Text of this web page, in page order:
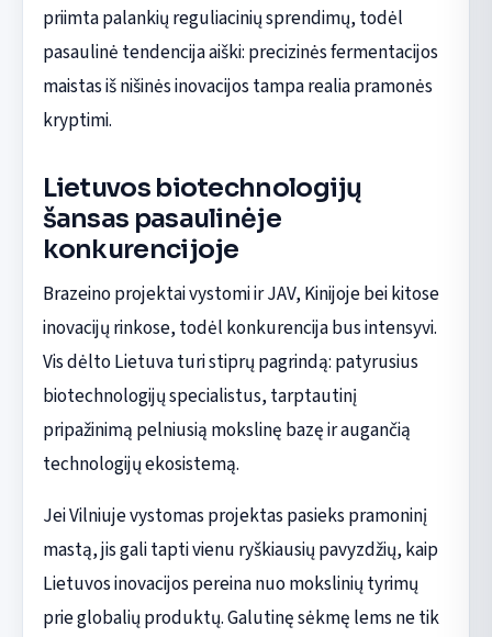
priimta palankių reguliacinių sprendimų, todėl
pasaulinė tendencija aiški: precizinės fermentacijos
maistas iš nišinės inovacijos tampa realia pramonės
kryptimi.
Lietuvos biotechnologijų
šansas pasaulinėje
konkurencijoje
Brazeino projektai vystomi ir JAV, Kinijoje bei kitose
inovacijų rinkose, todėl konkurencija bus intensyvi.
Vis dėlto Lietuva turi stiprų pagrindą: patyrusius
biotechnologijų specialistus, tarptautinį
pripažinimą pelniusią mokslinę bazę ir augančią
technologijų ekosistemą.
Jei Vilniuje vystomas projektas pasieks pramoninį
mastą, jis gali tapti vienu ryškiausių pavyzdžių, kaip
Lietuvos inovacijos pereina nuo mokslinių tyrimų
prie globalių produktų. Galutinę sėkmę lems ne tik